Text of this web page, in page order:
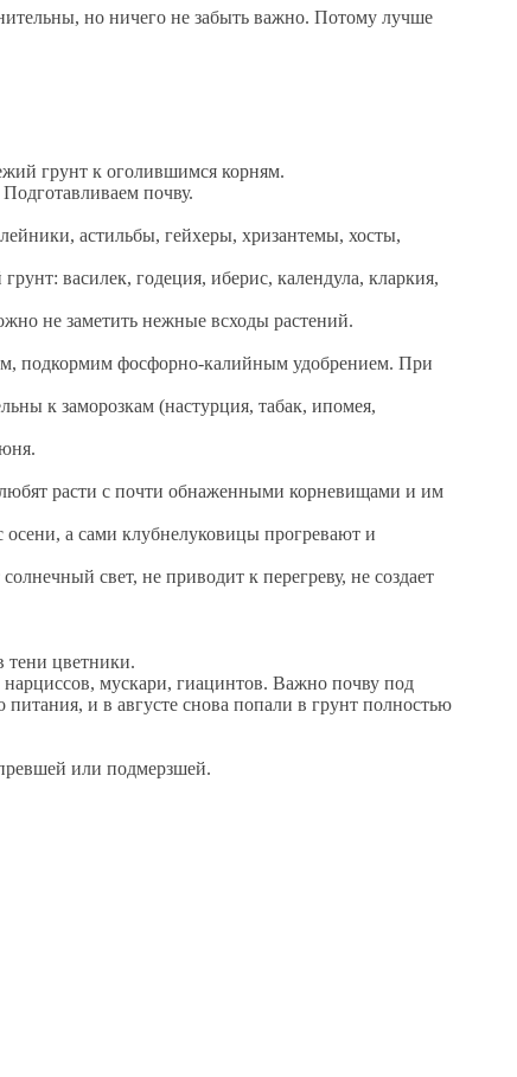
но ничего не забыть важно. Потому лучше
грунт к оголившимся корням.
почву.
астильбы, гейхеры, хризантемы, хосты,
василек, годеция, иберис, календула, кларкия,
не заметить нежные всходы растений.
подкормим фосфорно-калийным удобрением. При
к заморозкам (настурция, табак, ипомея,
расти с почти обнаженными корневищами и им
осени, а сами клубнелуковицы прогревают и
свет, не приводит к перегреву, не создает
тени цветники.
мускари, гиацинтов. Важно почву под
и в августе снова попали в грунт полностью
или подмерзшей.